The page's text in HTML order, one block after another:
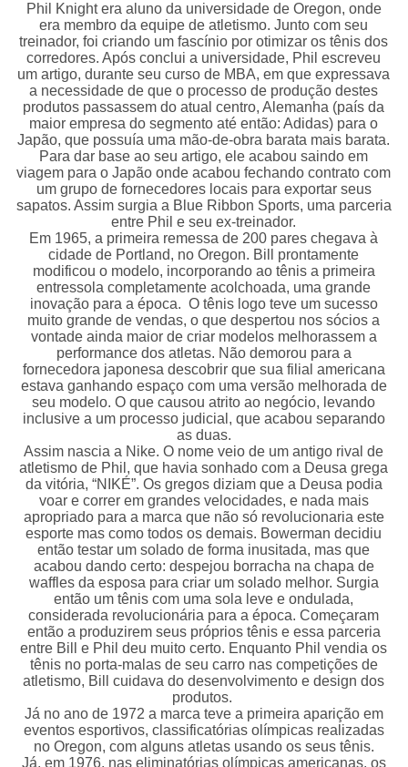
Phil Knight era aluno da universidade de Oregon, onde
era membro da equipe de atletismo. Junto com seu
treinador, foi criando um fascínio por otimizar os tênis dos
corredores. Após conclui a universidade, Phil escreveu
um artigo, durante seu curso de MBA, em que expressava
a necessidade de que o processo de produção destes
produtos passassem do atual centro, Alemanha (país da
maior empresa do segmento até então: Adidas) para o
Japão, que possuía uma mão-de-obra barata mais barata.
Para dar base ao seu artigo, ele acabou saindo em
viagem para o Japão onde acabou fechando contrato com
um grupo de fornecedores locais para exportar seus
sapatos. Assim surgia a Blue Ribbon Sports, uma parceria
entre Phil e seu ex-treinador.
Em 1965, a primeira remessa de 200 pares chegava à
cidade de Portland, no Oregon. Bill prontamente
modificou o modelo, incorporando ao tênis a primeira
entressola completamente acolchoada, uma grande
inovação para a época. O tênis logo teve um sucesso
muito grande de vendas, o que despertou nos sócios a
vontade ainda maior de criar modelos melhorassem a
performance dos atletas. Não demorou para a
fornecedora japonesa descobrir que sua filial americana
estava ganhando espaço com uma versão melhorada de
seu modelo. O que causou atrito ao negócio, levando
inclusive a um processo judicial, que acabou separando
as duas.
Assim nascia a Nike. O nome veio de um antigo rival de
atletismo de Phil, que havia sonhado com a Deusa grega
da vitória, “NIKÉ”. Os gregos diziam que a Deusa podia
voar e correr em grandes velocidades, e nada mais
apropriado para a marca que não só revolucionaria este
esporte mas como todos os demais. Bowerman decidiu
então testar um solado de forma inusitada, mas que
acabou dando certo: despejou borracha na chapa de
waffles da esposa para criar um solado melhor. Surgia
então um tênis com uma sola leve e ondulada,
considerada revolucionária para a época. Começaram
então a produzirem seus próprios tênis e essa parceria
entre Bill e Phil deu muito certo. Enquanto Phil vendia os
tênis no porta-malas de seu carro nas competições de
atletismo, Bill cuidava do desenvolvimento e design dos
produtos.
Já no ano de 1972 a marca teve a primeira aparição em
eventos esportivos, classificatórias olímpicas realizadas
no Oregon, com alguns atletas usando os seus tênis.
Já, em 1976, nas eliminatórias olímpicas americanas, os